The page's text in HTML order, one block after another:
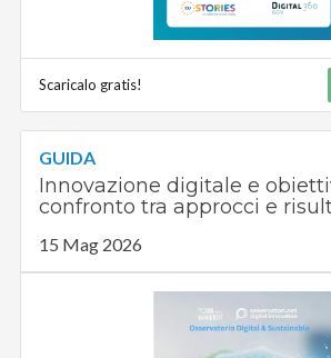
Scaricalo gratis!
GUIDA
Innovazione digitale e
confronto tra approcci e
15 Mag 2026